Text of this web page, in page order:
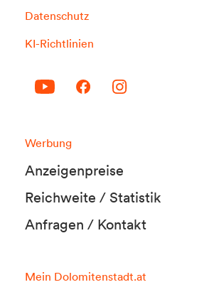
Datenschutz
KI-Richtlinien
Werbung
Anzeigenpreise
Reichweite / Statistik
Anfragen / Kontakt
Mein Dolomitenstadt.at